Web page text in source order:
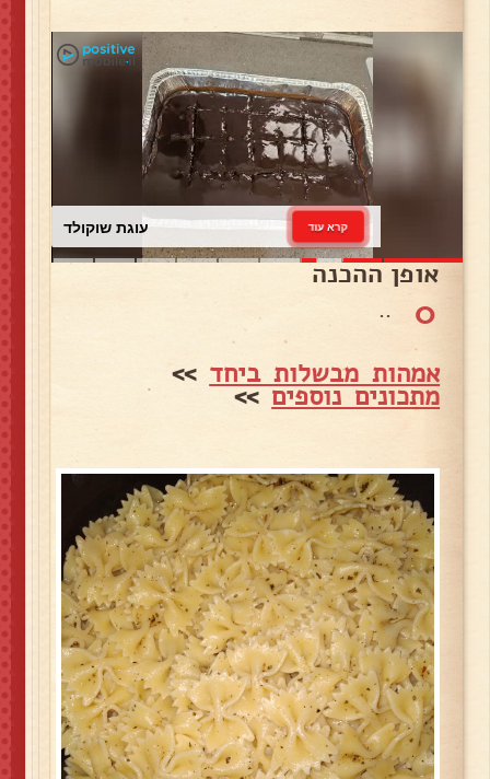
עוגת שוקולד קרא עוד
אופן ההכנה
0
..
אמהות מבשלות ביחד >>
מתכונים נוספים>>